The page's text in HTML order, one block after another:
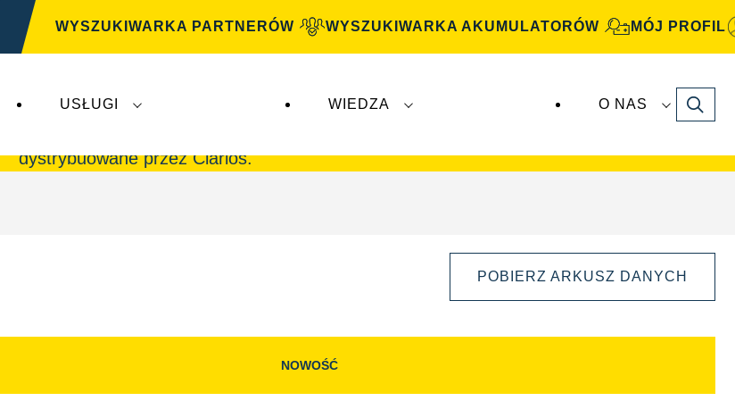
WYSZUKIWARKA PARTNERÓW WYSZUKIWARKA AKUMULATORÓW MÓJ PROFIL
USŁUGI WIEDZA O NAS Search
dystrybuowane przez Clarios.
POBIERZ ARKUSZ DANYCH
NOWOŚĆ